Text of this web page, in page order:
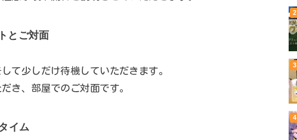
とご対面
て少しだけ待機していただきます。
き、部屋でのご対面です。
イム